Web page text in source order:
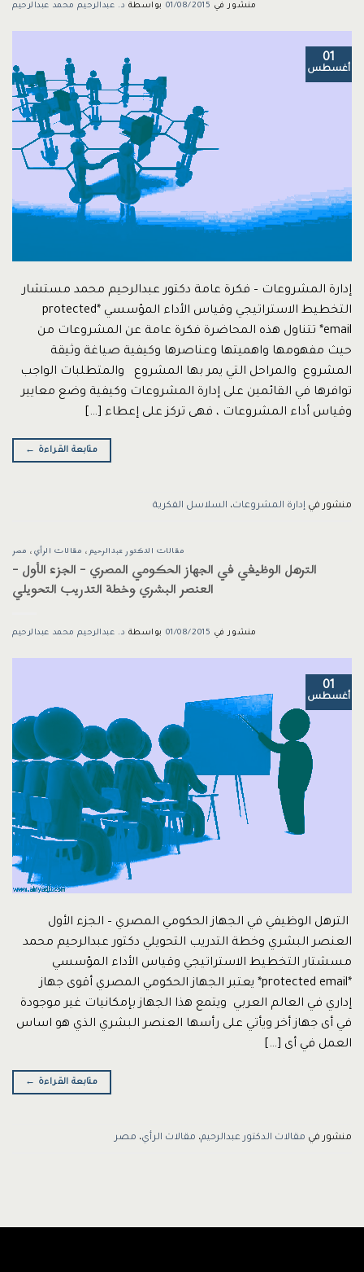
منشور في 01/08/2015 بواسطة د. عبدالرحيم محمد عبدالرحيم
01
أغسطس
إدارة المشروعات – فكرة عامة دكتور عبدالرحيم محمد مستشار
التخطيط الاستراتيجي وقياس الأداء المؤسسي *protected
email* تتناول هذه المحاضرة فكرة عامة عن المشروعات من
حيث مفهومها واهميتها وعناصرها وكيفية صياغة وثيقة
المشروع والمراحل التي يمر بها المشروع والمتطلبات الواجب
توافرها في القائمين على إدارة المشروعات وكيفية وضع معايير
وقياس أداء المشروعات ، فهى تركز على إعطاء […]
متابعة القراءة ←
منشور في إدارة المشروعات، السلاسل الفكرية
مقالات الدكتور عبدالرحيم، مقالات الرأي، مصر
الترهل الوظيفي في الجهاز الحكومي المصري – الجزء الأول –
العنصر البشري وخطة التدريب التحويلي
منشور في 01/08/2015 بواسطة د. عبدالرحيم محمد عبدالرحيم
01
أغسطس
الترهل الوظيفي في الجهاز الحكومي المصري – الجزء الأول
العنصر البشري وخطة التدريب التحويلي دكتور عبدالرحيم محمد
مسشتار التخطيط الاستراتيجي وقياس الأداء المؤسسي
*protected email* يعتبر الجهاز الحكومي المصري أقوى جهاز
إداري في العالم العربي ويتمع هذا الجهاز بإمكانيات غير موجودة
في أى جهاز أخر ويأتي على رأسها العنصر البشري الذي هو اساس
العمل في أى […]
متابعة القراءة ←
منشور في مقالات الدكتور عبدالرحيم، مقالات الرأي، مصر